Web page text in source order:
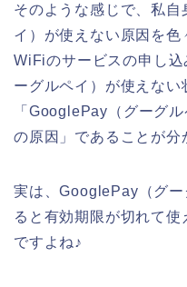
そのような感じで、私
イ）が使えない原因を
WiFiのサービスの申し
ーグルペイ）が使えない
「GooglePay（グーグ
の原因」であることが分
実は、GooglePay（グ
ると有効期限が切れて
ですよね♪